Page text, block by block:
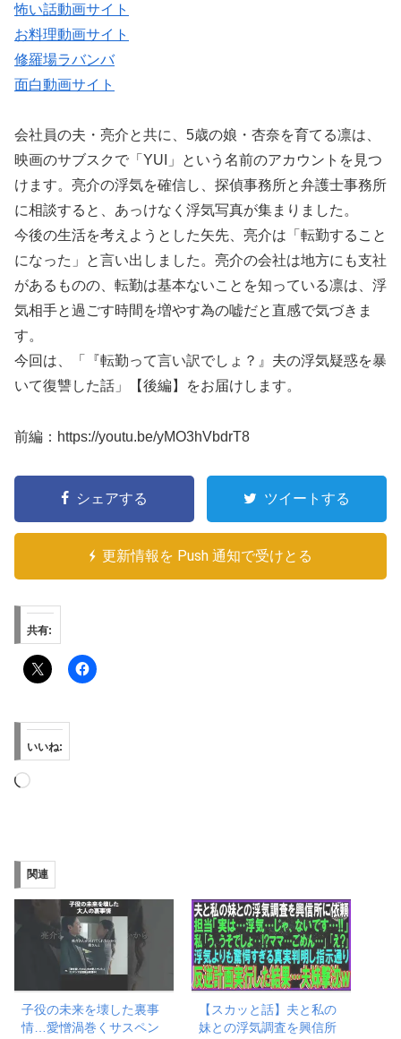
怖い話動画サイト
お料理動画サイト
修羅場ラバンバ
面白動画サイト
会社員の夫・亮介と共に、5歳の娘・杏奈を育てる凛は、
映画のサブスクで「YUI」という名前のアカウントを見つ
けます。亮介の浮気を確信し、探偵事務所と弁護士事務所
に相談すると、あっけなく浮気写真が集まりました。
今後の生活を考えようとした矢先、亮介は「転勤すること
になった」と言い出しました。亮介の会社は地方にも支社
があるものの、転勤は基本ないことを知っている凛は、浮
気相手と過ごす時間を増やす為の嘘だと直感で気づきま
す。
今回は、「『転勤って言い訳でしょ？』夫の浮気疑惑を暴
いて復讐した話」【後編】をお届けします。
前編：https://youtu.be/yMO3hVbdrT8
シェアする ツイートする
更新情報を Push 通知で受けとる
共有:
いいね:
読
み
中…
関連
子役の未来を壊した裏事
情…愛憎渦巻くサスペン
【スカッと話】夫と私の
妹との浮気調査を興信所